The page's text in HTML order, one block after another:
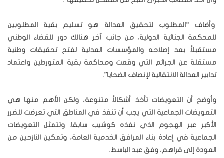
وأضاف “المطلوب لتحقيق العدالة هو تسليم بقية المطلوبين
للمحكمة الجنائية الدولية، من جانب آخر هنالك دور للقضاء الوطني
مستقبلاً بعد إصلاحه والمؤسسات العدلية لفتح تحقيقات وطنية
مستقلة عن الجرائم التي وقعت ومحاكمة بقية المتورطين واعتماد
تدابير العدالة الانتقالية لإنصاف الضحايا”.
وأوضح أن التعويضات تأخذ أشكالاً متنوعة، ولكن الأهم منها هي
التعويضات الجماعية التي يجب أن تنفذ في المناطق التي تعرضت للضرر
الأكبر عبر الهجوم الذي نفذه كوشيب سابقا. وتتمثل التعويضات
الجماعية في إعادة بناء المرافق الخدمية العامة، وتمكين النازحين من
العودة إلى قراهم، وفق عبد الباسط.